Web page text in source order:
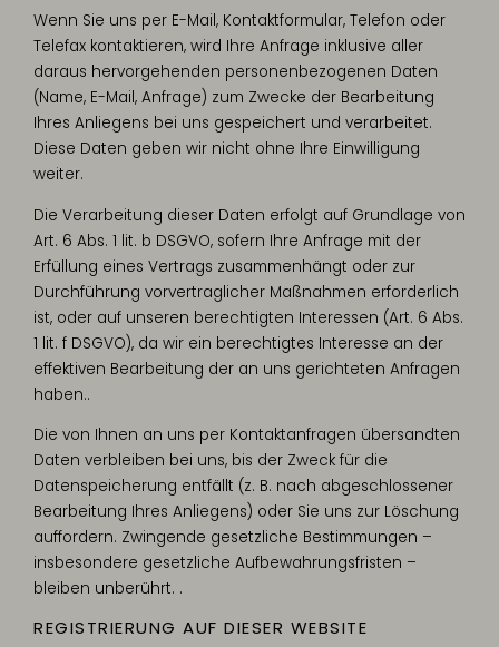
Wenn Sie uns per E-Mail, Kontaktformular, Telefon oder
Telefax kontaktieren, wird Ihre Anfrage inklusive aller
daraus hervorgehenden personenbezogenen Daten
(Name, E-Mail, Anfrage) zum Zwecke der Bearbeitung
Ihres Anliegens bei uns gespeichert und verarbeitet.
Diese Daten geben wir nicht ohne Ihre Einwilligung
weiter.
Die Verarbeitung dieser Daten erfolgt auf Grundlage von
Art. 6 Abs. 1 lit. b DSGVO, sofern Ihre Anfrage mit der
Erfüllung eines Vertrags zusammenhängt oder zur
Durchführung vorvertraglicher Maßnahmen erforderlich
ist, oder auf unseren berechtigten Interessen (Art. 6 Abs.
1 lit. f DSGVO), da wir ein berechtigtes Interesse an der
effektiven Bearbeitung der an uns gerichteten Anfragen
haben..
Die von Ihnen an uns per Kontaktanfragen übersandten
Daten verbleiben bei uns, bis der Zweck für die
Datenspeicherung entfällt (z. B. nach abgeschlossener
Bearbeitung Ihres Anliegens) oder Sie uns zur Löschung
auffordern. Zwingende gesetzliche Bestimmungen –
insbesondere gesetzliche Aufbewahrungsfristen –
bleiben unberührt. .
REGISTRIERUNG AUF DIESER WEBSITE